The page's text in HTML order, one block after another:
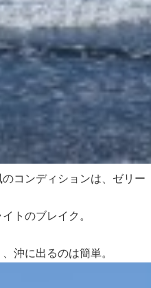
コンディションは、ゼリー
トのブレイク。
沖に出るのは簡単。